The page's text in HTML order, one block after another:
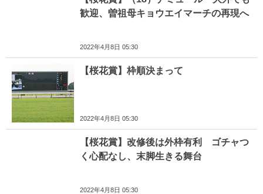
歓迎、曽祖母キョウエイマーチの再現へ
2022年4月8日 05:30
【桜花賞】枠順決まって
2022年4月8日 05:30
【桜花賞】改修後は外枠有利 ゴチャつ
く心配なし、末脚生きる舞台
2022年4月8日 05:30